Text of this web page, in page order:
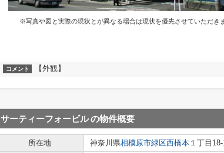
※写真や図と実際の現状とが異なる場合は現状を優先させていただき
コメント 【外観】
サーティーフォービルの物件概要
所在地 神奈川県相模原市緑区西橋本 １丁目